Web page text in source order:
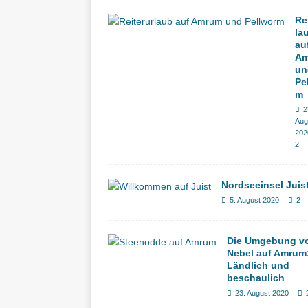
m
2
Nordseeinsel
5. August 2020 2
Die Umgebung
Nebel auf
Ländlich und
beschaulich
23. August 2020